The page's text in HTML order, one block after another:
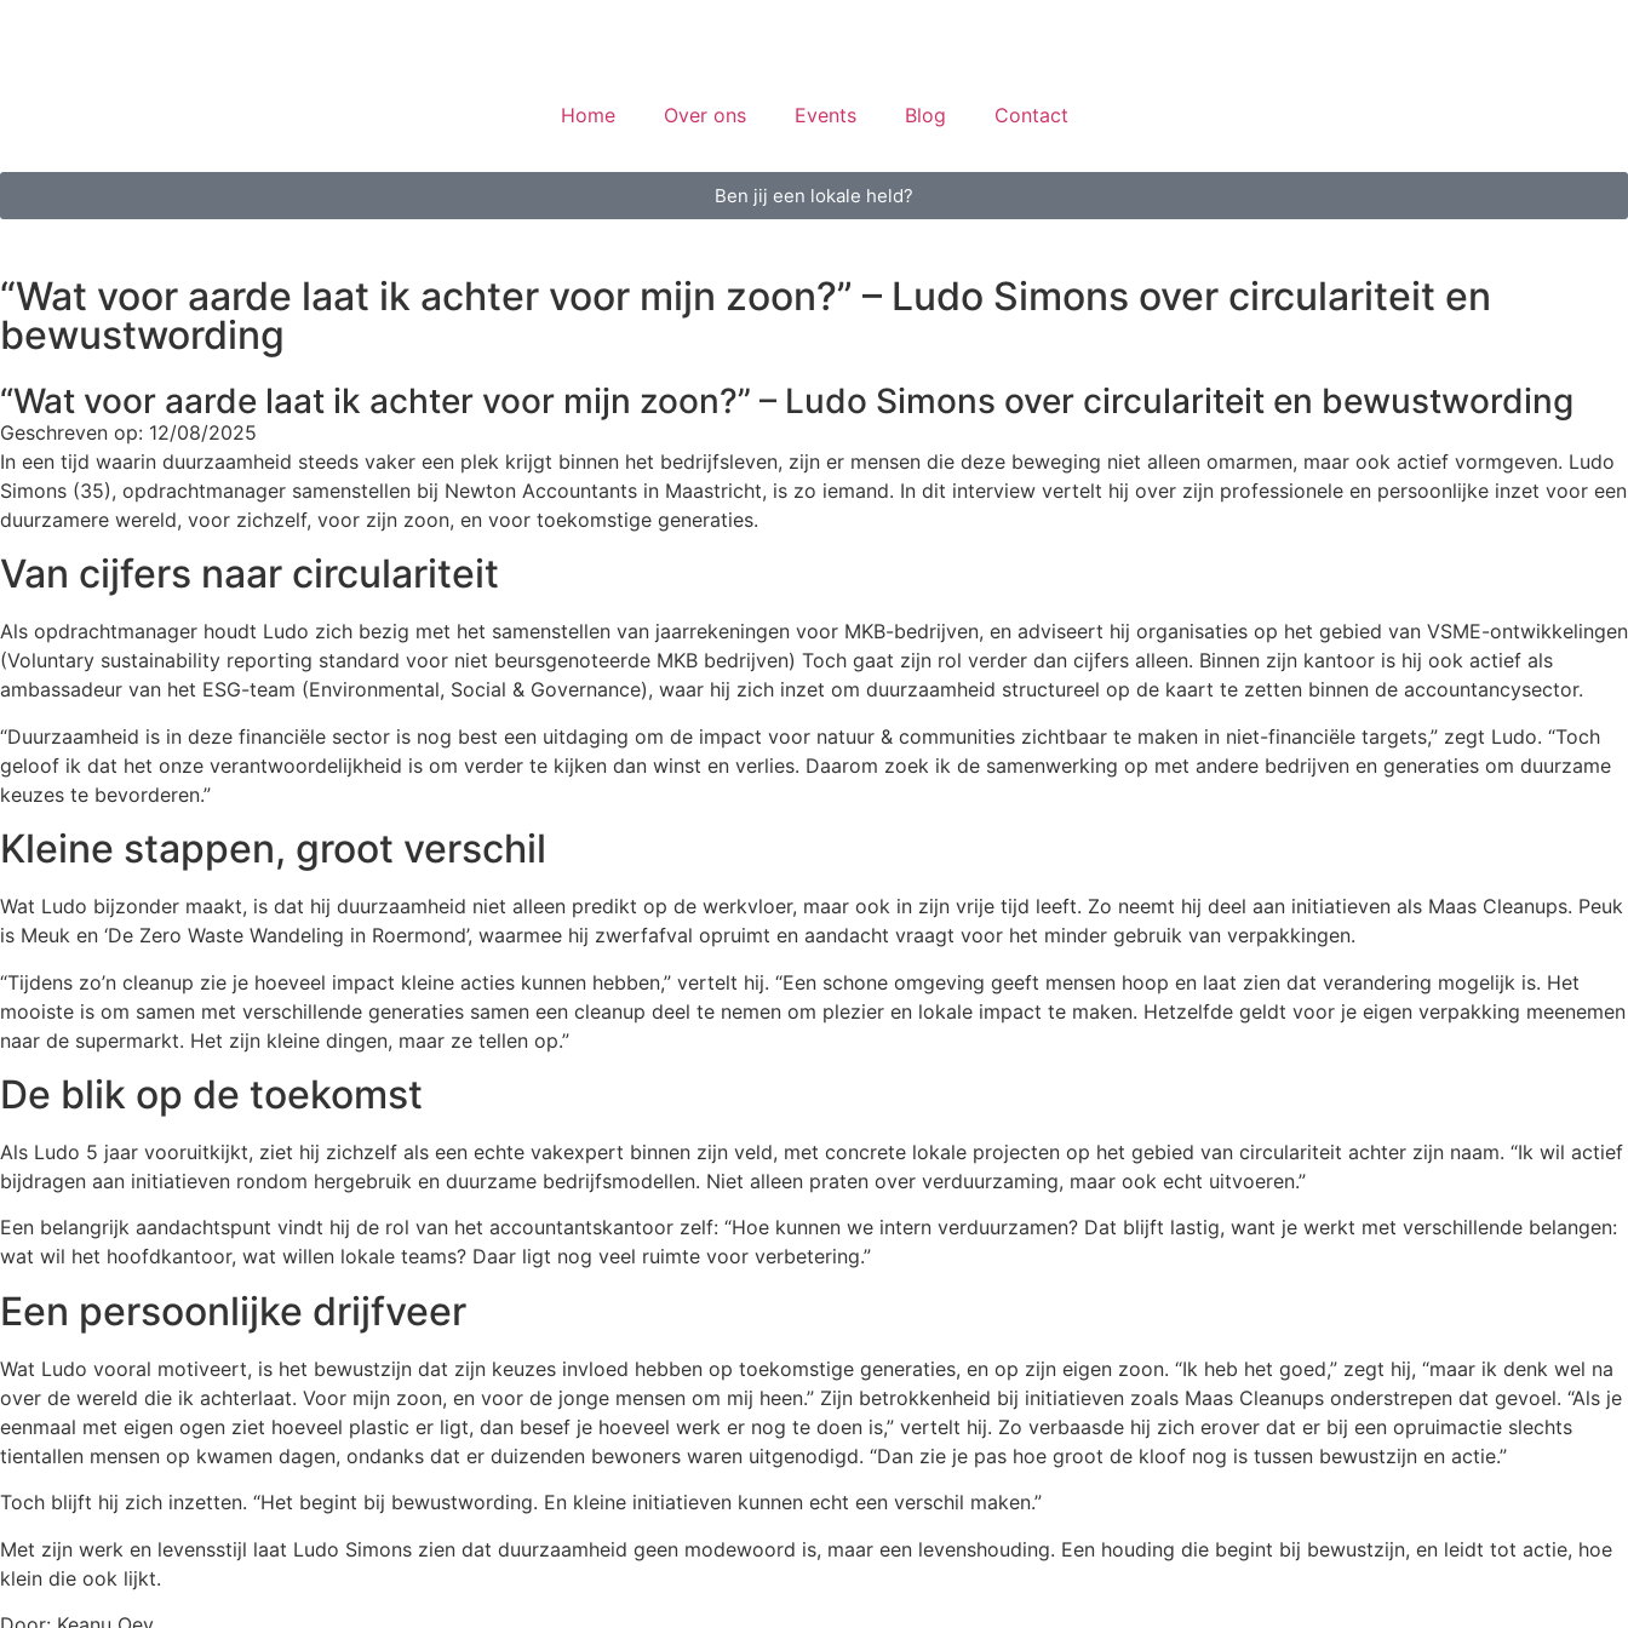
Home Over ons Events Blog Contact
Ben jij een lokale held?
“Wat voor aarde laat ik achter voor mijn zoon?” – Ludo Simons over circulariteit en
bewustwording
“Wat voor aarde laat ik achter voor mijn zoon?” – Ludo Simons over circulariteit en bewustwording
Geschreven op: 12/08/2025
In een tijd waarin duurzaamheid steeds vaker een plek krijgt binnen het bedrijfsleven, zijn er mensen die deze beweging niet alleen omarmen, maar ook actief vormgeven. Ludo
Simons (35), opdrachtmanager samenstellen bij Newton Accountants in Maastricht, is zo iemand. In dit interview vertelt hij over zijn professionele en persoonlijke inzet voor een
duurzamere wereld, voor zichzelf, voor zijn zoon, en voor toekomstige generaties.
Van cijfers naar circulariteit
Als opdrachtmanager houdt Ludo zich bezig met het samenstellen van jaarrekeningen voor MKB-bedrijven, en adviseert hij organisaties op het gebied van VSME-ontwikkelingen
(Voluntary sustainability reporting standard voor niet beursgenoteerde MKB bedrijven) Toch gaat zijn rol verder dan cijfers alleen. Binnen zijn kantoor is hij ook actief als
ambassadeur van het ESG-team (Environmental, Social & Governance), waar hij zich inzet om duurzaamheid structureel op de kaart te zetten binnen de accountancysector.
“Duurzaamheid is in deze financiële sector is nog best een uitdaging om de impact voor natuur & communities zichtbaar te maken in niet-financiële targets,” zegt Ludo. “Toch
geloof ik dat het onze verantwoordelijkheid is om verder te kijken dan winst en verlies. Daarom zoek ik de samenwerking op met andere bedrijven en generaties om duurzame
keuzes te bevorderen.”
Kleine stappen, groot verschil
Wat Ludo bijzonder maakt, is dat hij duurzaamheid niet alleen predikt op de werkvloer, maar ook in zijn vrije tijd leeft. Zo neemt hij deel aan initiatieven als Maas Cleanups. Peuk
is Meuk en ‘De Zero Waste Wandeling in Roermond’, waarmee hij zwerfafval opruimt en aandacht vraagt voor het minder gebruik van verpakkingen.
“Tijdens zo’n cleanup zie je hoeveel impact kleine acties kunnen hebben,” vertelt hij. “Een schone omgeving geeft mensen hoop en laat zien dat verandering mogelijk is. Het
mooiste is om samen met verschillende generaties samen een cleanup deel te nemen om plezier en lokale impact te maken. Hetzelfde geldt voor je eigen verpakking meenemen
naar de supermarkt. Het zijn kleine dingen, maar ze tellen op.”
De blik op de toekomst
Als Ludo 5 jaar vooruitkijkt, ziet hij zichzelf als een echte vakexpert binnen zijn veld, met concrete lokale projecten op het gebied van circulariteit achter zijn naam. “Ik wil actief
bijdragen aan initiatieven rondom hergebruik en duurzame bedrijfsmodellen. Niet alleen praten over verduurzaming, maar ook echt uitvoeren.”
Een belangrijk aandachtspunt vindt hij de rol van het accountantskantoor zelf: “Hoe kunnen we intern verduurzamen? Dat blijft lastig, want je werkt met verschillende belangen:
wat wil het hoofdkantoor, wat willen lokale teams? Daar ligt nog veel ruimte voor verbetering.”
Een persoonlijke drijfveer
Wat Ludo vooral motiveert, is het bewustzijn dat zijn keuzes invloed hebben op toekomstige generaties, en op zijn eigen zoon. “Ik heb het goed,” zegt hij, “maar ik denk wel na
over de wereld die ik achterlaat. Voor mijn zoon, en voor de jonge mensen om mij heen.” Zijn betrokkenheid bij initiatieven zoals Maas Cleanups onderstrepen dat gevoel. “Als je
eenmaal met eigen ogen ziet hoeveel plastic er ligt, dan besef je hoeveel werk er nog te doen is,” vertelt hij. Zo verbaasde hij zich erover dat er bij een opruimactie slechts
tientallen mensen op kwamen dagen, ondanks dat er duizenden bewoners waren uitgenodigd. “Dan zie je pas hoe groot de kloof nog is tussen bewustzijn en actie.”
Toch blijft hij zich inzetten. “Het begint bij bewustwording. En kleine initiatieven kunnen echt een verschil maken.”
Met zijn werk en levensstijl laat Ludo Simons zien dat duurzaamheid geen modewoord is, maar een levenshouding. Een houding die begint bij bewustzijn, en leidt tot actie, hoe
klein die ook lijkt.